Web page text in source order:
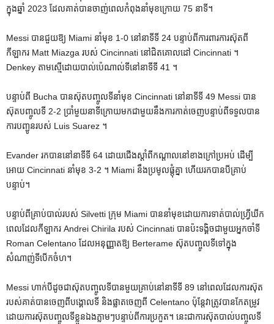
ក្នុងឆ្នាំ 2023 ដែលគាត់បានចាញ់ពេលកំពុងនាំមុខក្រោយ 75 នាទី។
Messi បានជួយឱ្យ Miami នាំមុខ 1-0 នៅនាទីទី 24 បន្ទាប់ពីការពារការស៊ុតពី
កីឡាករ Matt Miazga របស់ Cincinnati នៅជិតគោលដៅ Cincinnati ។
Denkey តាមស្មើដោយបាល់ប៉េណាល់ទីនៅនាទីទី 41 ។
បន្ទាប់ពី Bucha បានស៊ុតបញ្ចូលទីនាំមុខ Cincinnati នៅនាទីទី 49 Messi បាន
ស៊ុតបញ្ចូលទី 2-2 ប្រាំមួយនាទីក្រោយមកជាមួយនឹងការកាត់ចេញបន្ទាប់ពីទទួលបាន
ការបញ្ជូនរបស់ Luis Suarez ។
Evander រកបាននៅនាទីទី 64 ដោយជើងស្តាំពីកណ្តាលនៅខាងក្រៅប្រអប់ ដើម្បី
អោយ Cincinnati នាំមុខ 3-2 ។ Miami នឹងប្រមូលផ្តុំគ្នា ហើយរកបានបីគ្រាប់
បន្ទាប់។
បន្ទាប់ពីគ្រាប់បាល់របស់ Silvetti ក្រុម Miami បាននាំមុខដោយការទាត់បាល់ហ្វ្រីឃីក
ពេលដែលកីឡាករ Andrei Chirila របស់ Cincinnati បានប៉ះទង្គិចជាមួយអ្នកចាំទី
Roman Celentano ដែលអនុញ្ញាតឱ្យ Berterame ស៊ុតបញ្ចូលទីទៅក្នុង
សំណាញ់ទីបើកចំហ។
Messi ហាក់បីដូចជាស៊ុតបញ្ចូលទីបានមួយគ្រាប់នៅនាទីទី 89 នៅពេលដែលការស៊ុត
របស់គាត់បានចេញពីបង្គោលទី និងផ្លាតចេញពី Celentano ប៉ុន្តែវាត្រូវបានកែតម្រូវ
ដោយការស៊ុតបញ្ចូលទីខ្លួនឯងភ្លាមៗបន្ទាប់ពីការប្រកួត។ នេះ​ជា​ការ​ស៊ុត​បាល់​បញ្ចូល​ទី​